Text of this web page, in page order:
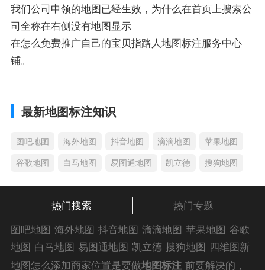
我们公司申领的地图已经生效，为什么在首页上搜索公
司全称在右侧没有地图显示
在怎么免费推广自己的宝贝指路人地图标注服务中心
铺。
最新地图标注知识
图吧地图 海外地图 抖音地图 滴滴地图
苹果地图
谷歌地图
白马地图 易图通地图 凯立德 搜狗地图
热门搜索
热门专题
图吧地图 海外地图 抖音地图 滴滴地图 苹果地图 谷歌
地图 白马地图 易图通地图 凯立德 搜狗地图 四维图新
地图 车载地图 导航地图 手机地图 搜搜地图 好搜地图
地图怎么添加商家位置是要做地图标注 前要解决的，